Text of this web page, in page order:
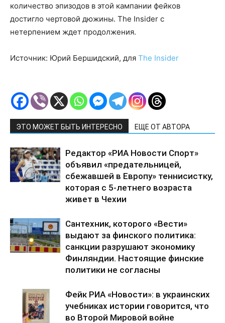
количество эпизодов в этой кампании фейков
достигло чертовой дюжины. The Insider с
нетерпением ждет продолжения.
Источник: Юрий Бершидский, для The Insider
ЭТО МОЖЕТ БЫТЬ ИНТЕРЕСНО ЕЩЕ ОТ АВТОРА
Редактор «РИА Новости Спорт»
объявил «предательницей,
сбежавшей в Европу» теннисистку,
которая с 5-летнего возраста
живет в Чехии
Сантехник, которого «Вести»
выдают за финского политика:
санкции разрушают экономику
Финляндии. Настоящие финские
политики не согласны
Фейк РИА «Новости»: в украинских
учебниках истории говорится, что
во Второй Мировой войне